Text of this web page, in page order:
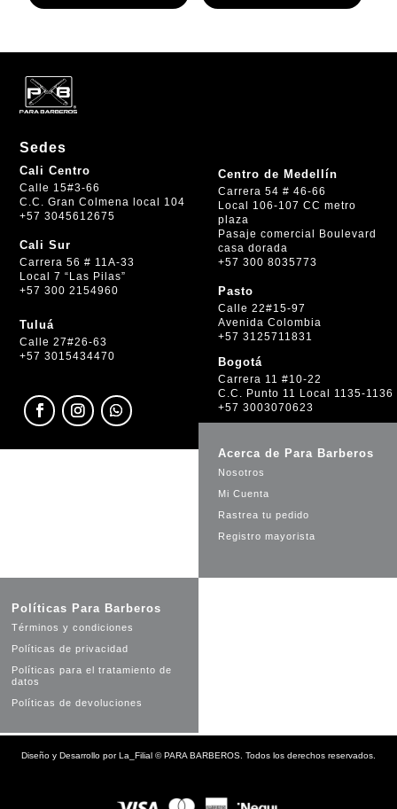
Sedes
Cali Centro
Calle 15#3-66
C.C. Gran Colmena local 104
+57 3045612675
Cali Sur
Carrera 56 # 11A-33
Local 7 “Las Pilas”
+57 300 2154960
Tuluá
Calle 27#26-63
+57 3015434470
Centro de Medellín
Carrera 54 # 46-66
Local 106-107 CC metro
plaza
Pasaje comercial Boulevard
casa dorada
+57 300 8035773
Pasto
Calle 22#15-97
Avenida Colombia
+57 3125711831
Bogotá
Carrera 11 #10-22
C.C. Punto 11 Local 1135-1136
+57 3003070623
Acerca de Para Barberos
Nosotros
Mi Cuenta
Rastrea tu pedido
Registro mayorista
Políticas Para Barberos
Términos y condiciones
Políticas de privacidad
Políticas para el tratamiento de
datos
Políticas de devoluciones
Diseño y Desarrollo porLa_Filial ©PARA BARBEROS. Todos los derechos reservados.